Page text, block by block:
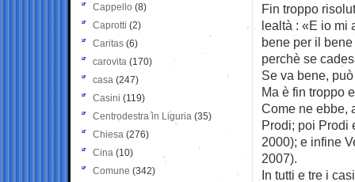
Fin troppo
lealtà : «E io
bene per il
perchè se
Se va bene,
Ma è fin troppo
Come ne ebbe,
Prodi; poi Prodi
2000); e infine
2007).
In tutti e tre i
Cappello (8)
Caprotti (2)
Caritas (6)
carovita (170)
casa (247)
Casini (119)
Centrodestra in Liguria (35)
Chiesa (276)
Cina (10)
Comune (342)